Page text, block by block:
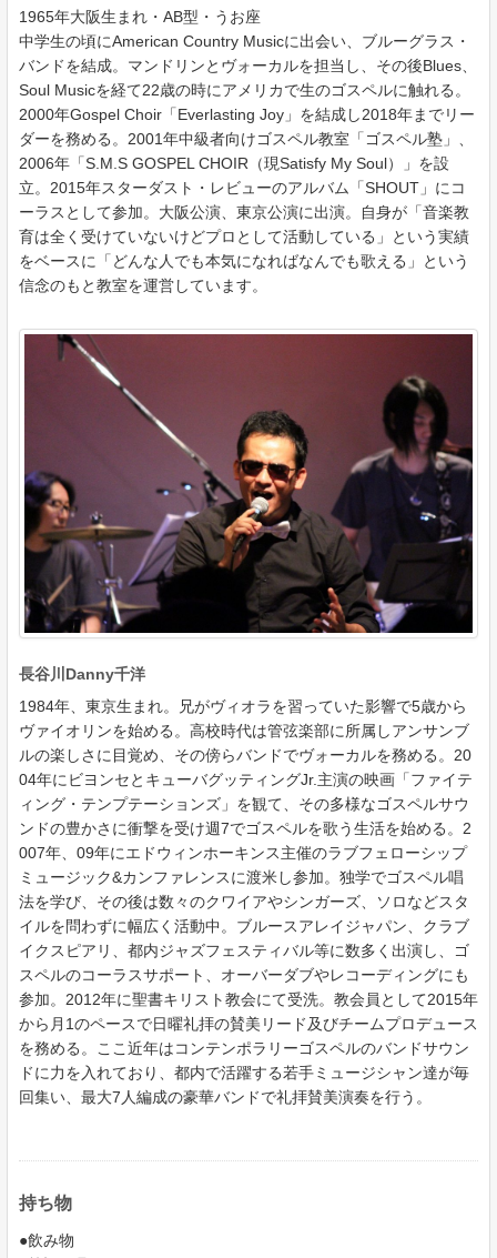
1965年大阪生まれ・AB型・うお座
中学生の頃にAmerican Country Musicに出会い、ブルーグラス・
バンドを結成。マンドリンとヴォーカルを担当し、その後Blues、
Soul Musicを経て22歳の時にアメリカで生のゴスペルに触れる。
2000年Gospel Choir「Everlasting Joy」を結成し2018年までリー
ダーを務める。2001年中級者向けゴスペル教室「ゴスペル塾」、
2006年「S.M.S GOSPEL CHOIR（現Satisfy My Soul）」を設
立。2015年スターダスト・レビューのアルバム「SHOUT」にコ
ーラスとして参加。大阪公演、東京公演に出演。自身が「音楽教
育は全く受けていないけどプロとして活動している」という実績
をベースに「どんな人でも本気になればなんでも歌える」という
信念のもと教室を運営しています。
長谷川Danny千洋
1984年、東京生まれ。兄がヴィオラを習っていた影響で5歳から
ヴァイオリンを始める。高校時代は管弦楽部に所属しアンサンブ
ルの楽しさに目覚め、その傍らバンドでヴォーカルを務める。20
04年にビヨンセとキューバグッティングJr.主演の映画「ファイテ
ィング・テンプテーションズ」を観て、その多様なゴスペルサウ
ンドの豊かさに衝撃を受け週7でゴスペルを歌う生活を始める。2
007年、09年にエドウィンホーキンス主催のラブフェローシップ
ミュージック&カンファレンスに渡米し参加。独学でゴスペル唱
法を学び、その後は数々のクワイアやシンガーズ、ソロなどスタ
イルを問わずに幅広く活動中。ブルースアレイジャパン、クラブ
イクスピアリ、都内ジャズフェスティバル等に数多く出演し、ゴ
スペルのコーラスサポート、オーバーダブやレコーディングにも
参加。2012年に聖書キリスト教会にて受洗。教会員として2015年
から月1のペースで日曜礼拝の賛美リード及びチームプロデュース
を務める。ここ近年はコンテンポラリーゴスペルのバンドサウン
ドに力を入れており、都内で活躍する若手ミュージシャン達が毎
回集い、最大7人編成の豪華バンドで礼拝賛美演奏を行う。
持ち物
●飲み物